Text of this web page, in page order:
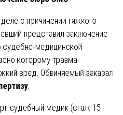
о причинении тяжкого
представил заключение
судебно-медицинской
которому травма
вред. Обвиняемый заказал
.
судебный медик (стаж 15